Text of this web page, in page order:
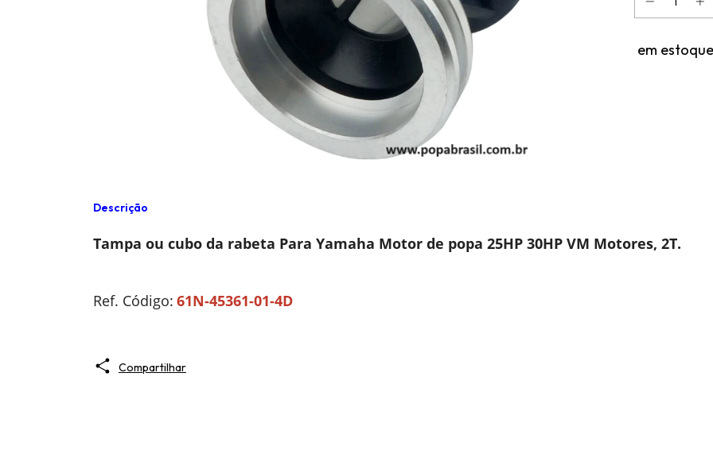
em estoque
Descrição
Tampa ou cubo da rabeta Para Yamaha Motor de popa 25HP 30HP VM Motores, 2T.
Ref. Código: 61N-45361-01-4D
Compartilhar